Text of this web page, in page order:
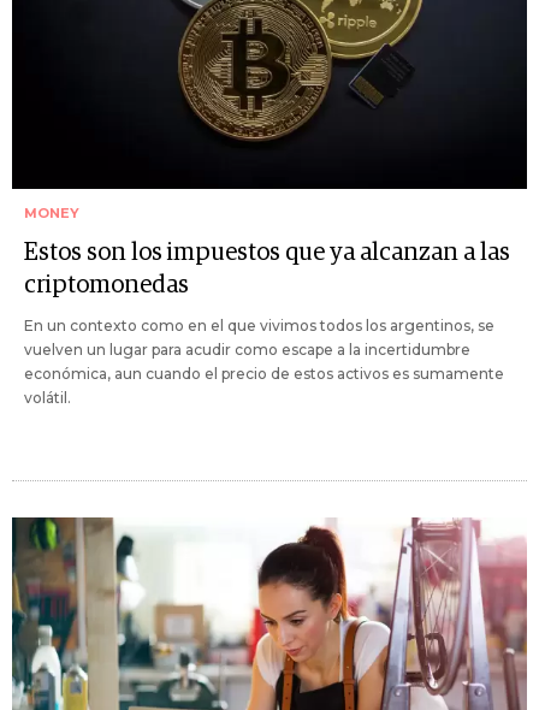
MONEY
Estos son los impuestos que ya alcanzan a las
criptomonedas
En un contexto como en el que vivimos todos los argentinos, se
vuelven un lugar para acudir como escape a la incertidumbre
económica, aun cuando el precio de estos activos es sumamente
volátil.